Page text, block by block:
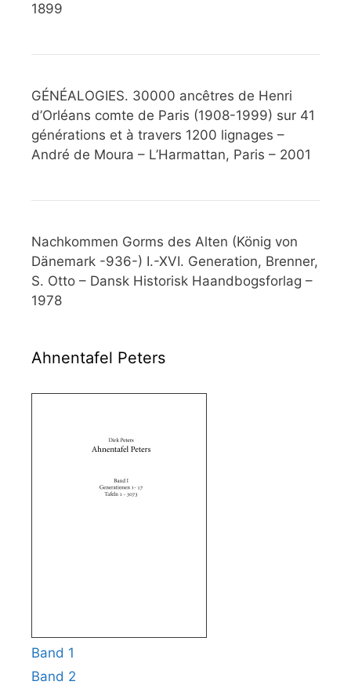
1899
GÉNÉALOGIES. 30000 ancêtres de Henri
d’Orléans comte de Paris (1908-1999) sur 41
générations et à travers 1200 lignages –
André de Moura – L’Harmattan, Paris – 2001
Nachkommen Gorms des Alten (König von
Dänemark -936-) I.-XVI. Generation, Brenner,
S. Otto – Dansk Historisk Haandbogsforlag –
1978
Ahnentafel Peters
Band 1
Band 2